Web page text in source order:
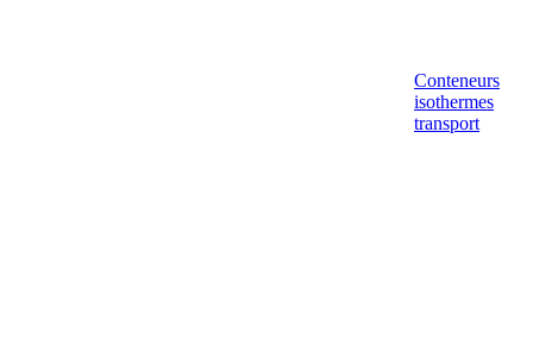
Conteneurs
isothermes
transport